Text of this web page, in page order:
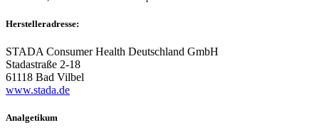
Herstelleradresse:
STADA Consumer Health Deutschland GmbH
Stadastraße 2-18
61118 Bad Vilbel
www.stada.de
Analgetikum